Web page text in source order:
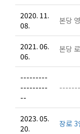
2020. 11.
08.
본당
2021. 06.
06.
본당
---------
---------
--
2023. 05.
20.
장로 3